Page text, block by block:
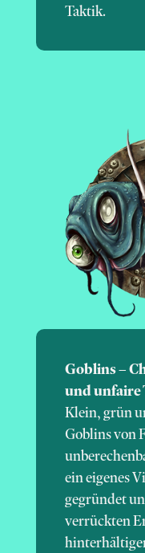
Taktik.
Goblins –
und unfaire
Klein, grün
Goblins von
ein eigenes
gegründet
verrückten